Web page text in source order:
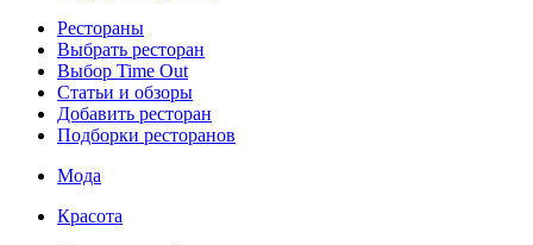
Рестораны
Выбрать ресторан
Выбор Time Out
Статьи и обзоры
Добавить ресторан
Подборки ресторанов
Мода
Красота